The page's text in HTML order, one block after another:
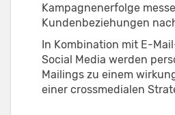
Kampagnenerfolge
Kundenbeziehungen
In Kombination mit E-
Social Media werden
Mailings zu einem
einer crossmedialen